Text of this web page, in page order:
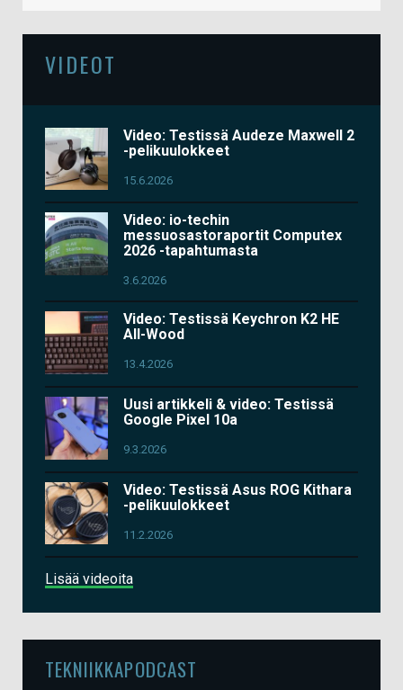
VIDEOT
Video: Testissä Audeze Maxwell 2
-pelikuulokkeet
15.6.2026
Video: io-techin
messuosastoraportit Computex
2026 -tapahtumasta
3.6.2026
Video: Testissä Keychron K2 HE
All-Wood
13.4.2026
Uusi artikkeli & video: Testissä
Google Pixel 10a
9.3.2026
Video: Testissä Asus ROG Kithara
-pelikuulokkeet
11.2.2026
Lisää videoita
TEKNIIKKAPODCAST